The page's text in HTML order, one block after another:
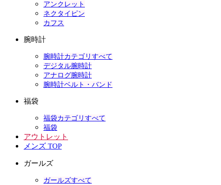
アンクレット
ネクタイピン
カフス
腕時計
腕時計カテゴリすべて
デジタル腕時計
アナログ腕時計
腕時計ベルト・バンド
福袋
福袋カテゴリすべて
福袋
アウトレット
メンズ TOP
ガールズ
ガールズすべて